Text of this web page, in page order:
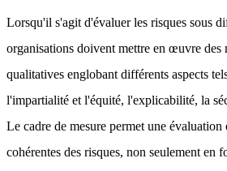
Lorsqu'il s'agit d'évaluer les risques sous
organisations doivent mettre en œuvre des
qualitatives englobant différents aspects
l'impartialité et l'équité, l'explicabilité, la
Le cadre de mesure permet une évaluation
cohérentes des risques, non seulement en